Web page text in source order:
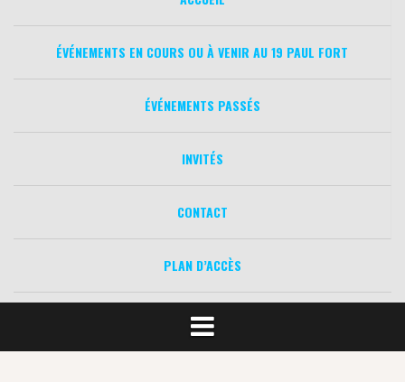
ÉVÉNEMENTS EN COURS OU À VENIR AU 19 PAUL FORT
ÉVÉNEMENTS PASSÉS
INVITÉS
CONTACT
PLAN D’ACCÈS